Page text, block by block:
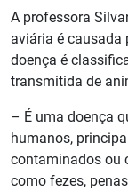
A professora
aviária é causada
doença é
transmitida de
– É uma doença
humanos,
contaminados ou
como fezes,